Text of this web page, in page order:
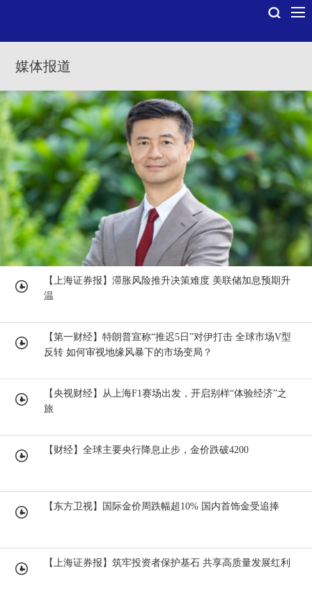
媒体报道
【上海证券报】滞胀风险推升决策难度 美联储加息预期升
温
【第一财经】特朗普宣称“推迟5日”对伊打击 全球市场V型
反转 如何审视地缘风暴下的市场变局？
【央视财经】从上海F1赛场出发，开启别样“体验经济”之
旅
【财经】全球主要央行降息止步，金价跌破4200
【东方卫视】国际金价周跌幅超10% 国内首饰金受追捧
【上海证券报】筑牢投资者保护基石 共享高质量发展红利